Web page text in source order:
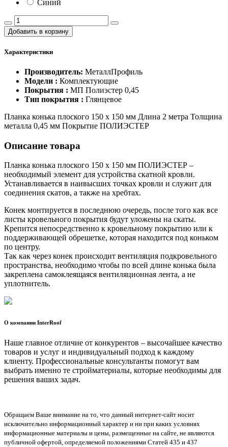
Синий
Добавить в корзину
Характеристики
Производитель: МеталлПрофиль
Модели : Комплектующие
Покрытия : МП Полиэстер 0,45
Тип покрытия : Глянцевое
Планка конька плоского 150 х 150 мм Длина 2 метра Толщина
металла 0,45 мм Покрытие ПОЛИЭСТЕР
Описание товара
Планка конька плоского 150 х 150 мм ПОЛИЭСТЕР –
необходимый элемент для устройства скатной кровли.
Устанавливается в наивысших точках кровли и служит для
соединения скатов, а также на хребтах.
Конек монтируется в последнюю очередь, после того как все
листы кровельного покрытия будут уложены на скаты.
Крепится непосредственно к кровельному покрытию или к
поддерживающей обрешетке, которая находится под коньком
по центру.
Так как через конек происходит вентиляция подкровельного
пространства, необходимо чтобы по всей длине конька была
закреплена самоклеящаяся вентиляционная лента, а не
уплотнитель.
О компании InterRoof
Наше главное отличие от конкурентов – высочайшее качество
товаров и услуг и индивидуальный подход к каждому
клиенту. Профессиональные консультанты помогут вам
выбрать именно те стройматериалы, которые необходимы для
решения ваших задач.
Обращаем Ваше внимание на то, что данный интернет-сайт носит
исключительно информационный характер и ни при каких условиях
информационные материалы и цены, размещенные на сайте, не являются
публичной офертой, определяемой положениями Статей 435 и 437